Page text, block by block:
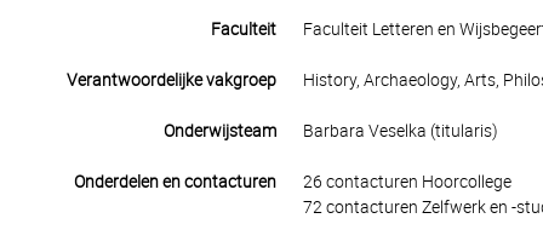
Faculteit Faculteit Letteren en
Verantwoordelijke vakgroep History, Archaeology, Arts,
Onderwijsteam Barbara Veselka (titularis)
Onderdelen en contacturen
26 contacturen Hoorcollege
72 contacturen Zelfwerk en -